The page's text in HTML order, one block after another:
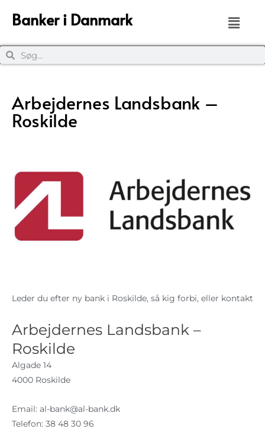
Banker i Danmark
Arbejdernes Landsbank –
Roskilde
Leder du efter ny bank i Roskilde, så kig forbi, eller kontakt
Arbejdernes Landsbank –
Roskilde
Algade 14
4000 Roskilde
Email: al-bank@al-bank.dk
Telefon: 38 48 30 96